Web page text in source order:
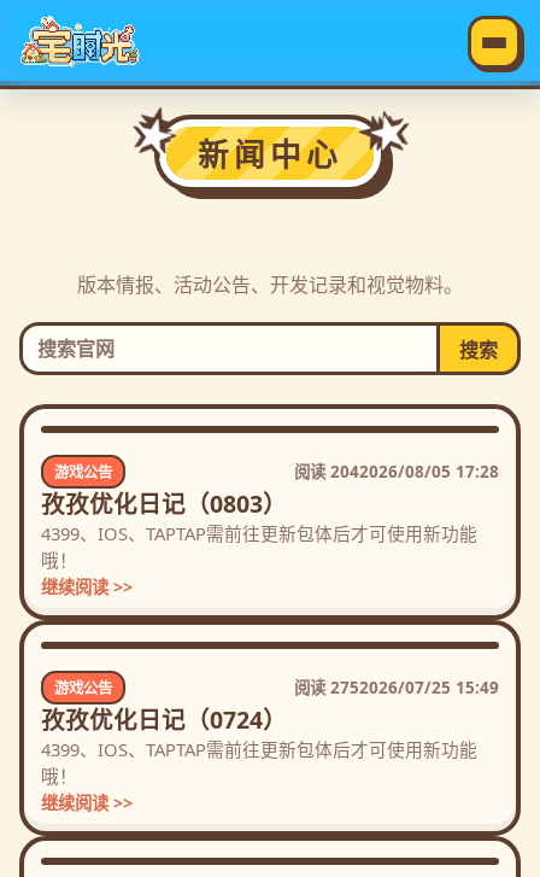
新闻中心
版本情报、活动公告、开发记录和视觉物料。
搜索
游戏公告 阅读2042026/08/05 17:28
孜孜优化日记（0803）
4399、IOS、TAPTAP需前往更新包体后才可使用新功能
哦！
继续阅读 >>
游戏公告 阅读2752026/07/25 15:49
孜孜优化日记（0724）
4399、IOS、TAPTAP需前往更新包体后才可使用新功能
哦！
继续阅读 >>